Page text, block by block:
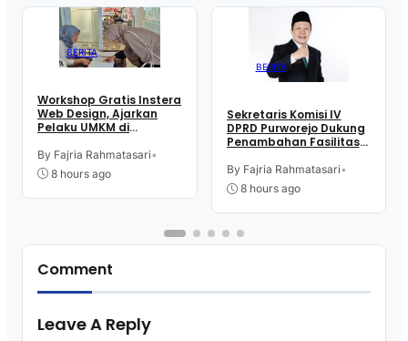
BERITA
Workshop Gratis Instera
Web Design, Ajarkan
Pelaku UMKM di
Teknologi Digital buat
Jualan
By Fajria Rahmatasari•
8 hours ago
BERITA
Sekretaris Komisi IV
DPRD Purworejo Dukung
Penambahan Fasilitas
Tjitrowardojo
By Fajria Rahmatasari•
8 hours ago
Comment
Leave A Reply